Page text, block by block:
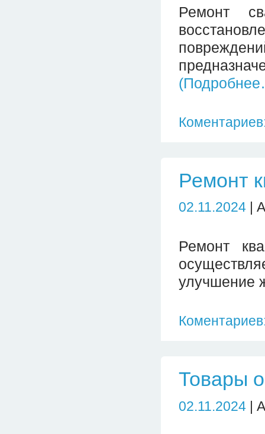
Ремонт
Ремонт
02.11.2024 |
Ремонт
улучшение
Товары
02.11.2024 |